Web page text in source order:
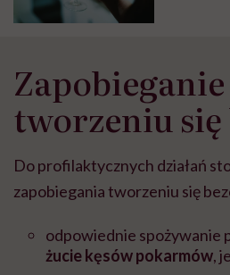
Zapobieganie
tworzeniu
Do profilaktycznych działań
zapobiegania tworzeniu się
odpowiednie spożywanie
żucie kęsów pokarmów,